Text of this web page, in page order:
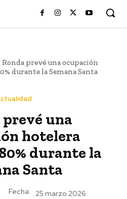
Ronda prevé una ocupación
durante la Semana Santa
prevé una
hotelera
durante la
Santa
Fecha: 25 marzo 2026